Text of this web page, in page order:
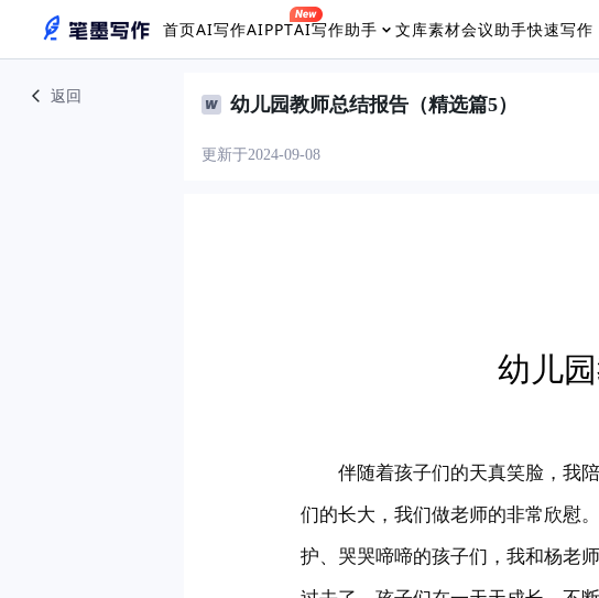
首页AI写作AIPPTAI写作助手 文库素材会议助手快速写作
返回 幼儿园教师总结报告（精选篇5）
更新于2024-09-08
幼儿
伴随着孩子们的天真笑脸，我
们的长大，我们做老师的非常欣慰
护、哭哭啼啼的孩子们，我和杨老